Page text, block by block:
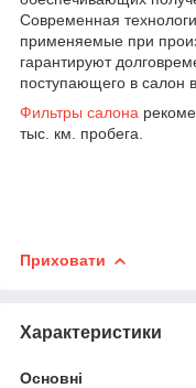
Современная
применяемые при
гарантируют
поступающего в салон
Фильтры салона
тыс. км. пробега.
Приховати
Характеристики
Основні